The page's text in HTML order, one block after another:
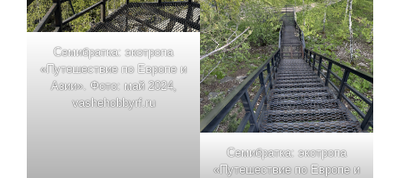
Семибратка: экотропа
«Путешествие по Европе и
Азии». Фото: май 2024,
vashehobbyrf.ru
Семибратка: экотропа
«Путешествие по Европе и